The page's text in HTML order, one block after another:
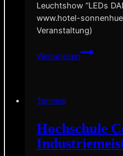
Leuchtshow “LEDs
www.hotel-
Veranstaltung)
Weiterlesen
Hotel
Light-
Show
“LEDs
Termine
Hochschule